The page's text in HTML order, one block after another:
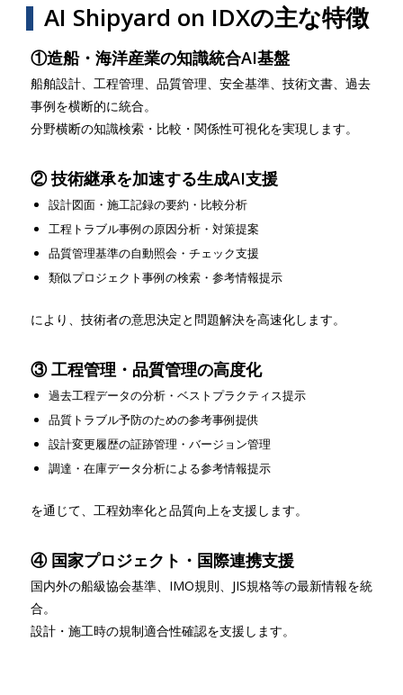
AI Shipyard on IDXの主な特徴
①造船・海洋産業の知識統合AI基盤
船舶設計、工程管理、品質管理、安全基準、技術文書、過去
事例を横断的に統合。
分野横断の知識検索・比較・関係性可視化を実現します。
② 技術継承を加速する生成AI支援
設計図面・施工記録の要約・比較分析
工程トラブル事例の原因分析・対策提案
品質管理基準の自動照会・チェック支援
類似プロジェクト事例の検索・参考情報提示
により、技術者の意思決定と問題解決を高速化します。
③ 工程管理・品質管理の高度化
過去工程データの分析・ベストプラクティス提示
品質トラブル予防のための参考事例提供
設計変更履歴の証跡管理・バージョン管理
調達・在庫データ分析による参考情報提示
を通じて、工程効率化と品質向上を支援します。
④ 国家プロジェクト・国際連携支援
国内外の船級協会基準、IMO規則、JIS規格等の最新情報を統
合。
設計・施工時の規制適合性確認を支援します。